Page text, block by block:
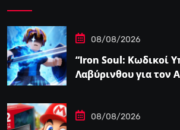
08/08/2026
“Iron Soul: Κωδικοί
Λαβύρινθου για τον
08/08/2026